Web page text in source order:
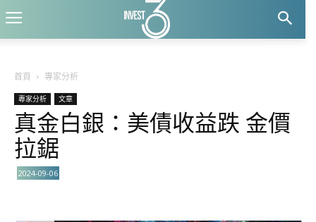
首頁 專家分析
專家分析 文章
真金白銀：美債收益跌 金價
拉鋸
2024-09-06